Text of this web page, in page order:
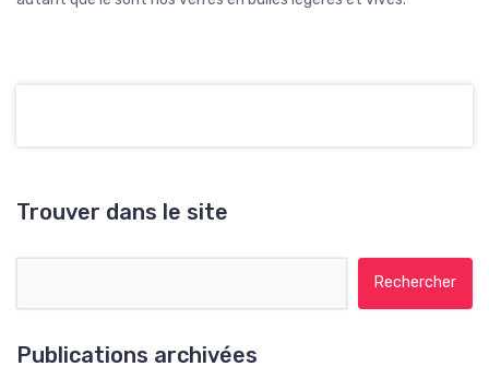
Trouver dans le site
Publications archivées